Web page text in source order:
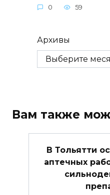
0
59
Архивы
Вам также
В Тольятти
аптечных